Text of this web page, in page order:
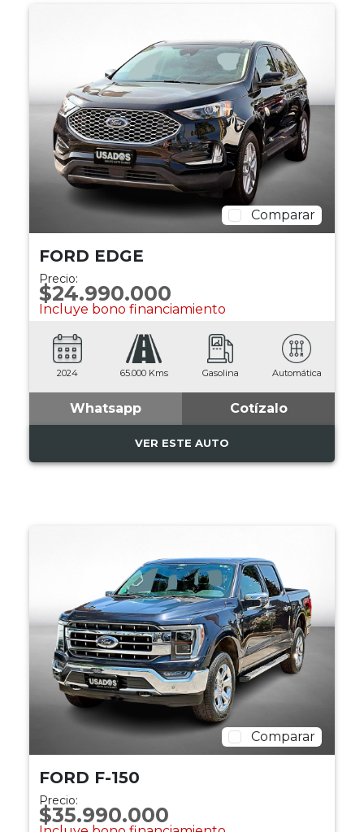
Comparar
FORD EDGE
Precio:
$24.990.000
Incluye bono financiamiento
2024 65.000 Kms Gasolina Automática
Whatsapp Cotízalo
VER ESTE AUTO
Comparar
FORD F-150
Precio:
$35.990.000